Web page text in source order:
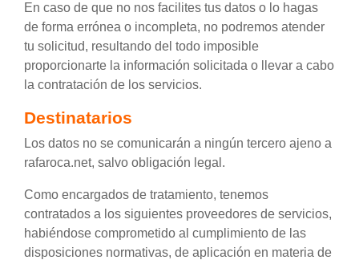
En caso de que no nos facilites tus datos o lo hagas
de forma errónea o incompleta, no podremos atender
tu solicitud, resultando del todo imposible
proporcionarte la información solicitada o llevar a cabo
la contratación de los servicios.
Destinatarios
Los datos no se comunicarán a ningún tercero ajeno a
rafaroca.net, salvo obligación legal.
Como encargados de tratamiento, tenemos
contratados a los siguientes proveedores de servicios,
habiéndose comprometido al cumplimiento de las
disposiciones normativas, de aplicación en materia de